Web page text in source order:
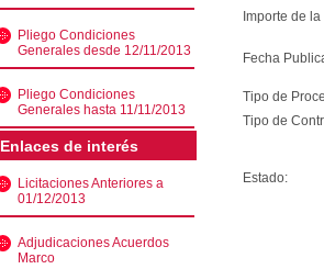
Pliego Condiciones
Generales desde 12/11/2013
Pliego Condiciones
Generales hasta 11/11/2013
Enlaces de interés
Licitaciones Anteriores a
01/12/2013
Adjudicaciones Acuerdos
Marco
Importe de
Fecha
Tipo de
Tipo de
Estado: